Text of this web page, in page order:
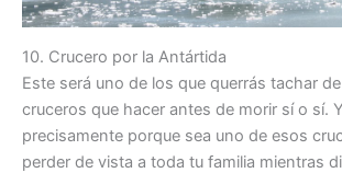
10. Crucero por la Antártida
Este será uno de los que querrás tachar
cruceros que hacer antes de morir sí o sí.
precisamente porque sea uno de esos
perder de vista a toda tu familia mientras